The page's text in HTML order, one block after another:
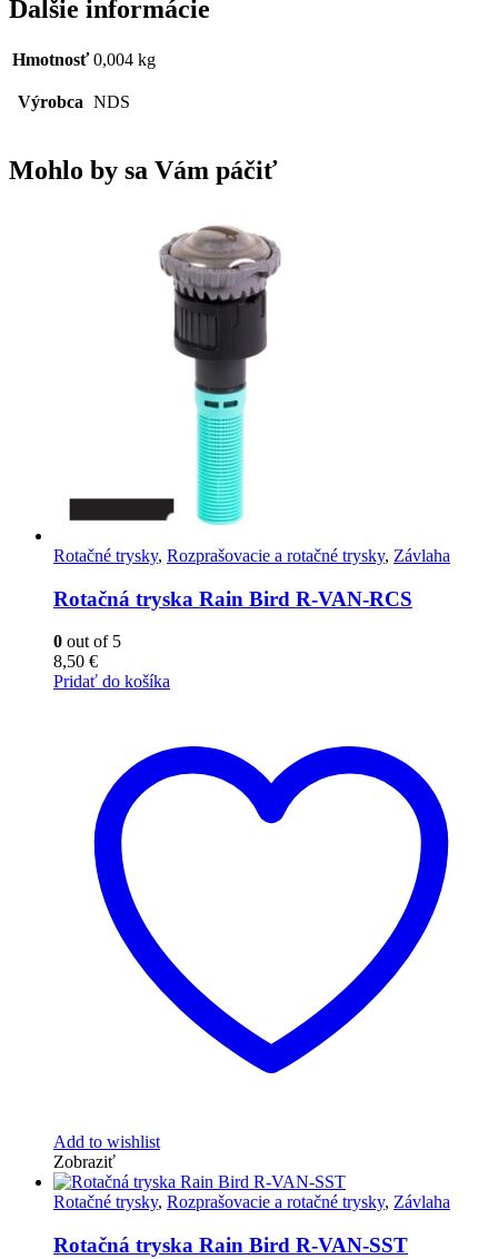
Ďalšie informácie
Hmotnosť 0,004 kg
Výrobca NDS
Mohlo by sa Vám páčiť
Rotačné trysky, Rozprašovacie a rotačné trysky, Závlaha
Rotačná tryska Rain Bird R-VAN-RCS
0 out of 5
8,50 €
Pridať do košíka
Add to wishlist
Zobraziť
Rotačné trysky, Rozprašovacie a rotačné trysky, Závlaha
Rotačná tryska Rain Bird R-VAN-SST